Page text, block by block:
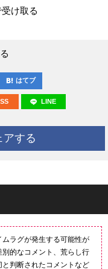
け取る
はてブ
LINE
アする
ラグが発生する可能性が
的なコメント、荒らし行
判断されたコメントなど